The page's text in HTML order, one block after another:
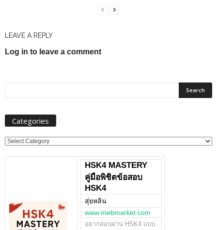
LEAVE A REPLY
Log in to leave a comment
Categories
Categories
HSK4 MASTERY
คู่มือพิชิตข้อสอบ
HSK4
สุ่ยหลิน
www.mebmarket.com
อยากสอบผ่าน HSK4 แบบ